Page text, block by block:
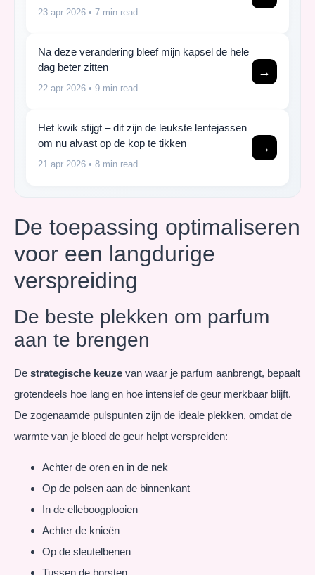
23 apr 2026 • 7 min read
Na deze verandering bleef mijn kapsel de hele
dag beter zitten
22 apr 2026 • 9 min read
→
Het kwik stijgt – dit zijn de leukste lentejassen
om nu alvast op de kop te tikken
21 apr 2026 • 8 min read
→
De toepassing optimaliseren
voor een langdurige
verspreiding
De beste plekken om parfum
aan te brengen
De strategische keuze van waar je parfum aanbrengt, bepaalt
grotendeels hoe lang en hoe intensief de geur merkbaar blijft.
De zogenaamde pulspunten zijn de ideale plekken, omdat de
warmte van je bloed de geur helpt verspreiden:
Achter de oren en in de nek
Op de polsen aan de binnenkant
In de elleboogplooien
Achter de knieën
Op de sleutelbenen